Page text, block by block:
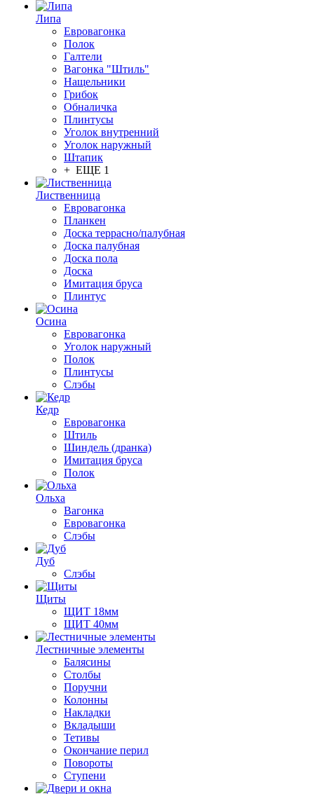
Липа
Евровагонка
Полок
Галтели
Вагонка "Штиль"
Нащельники
Грибок
Обналичка
Плинтусы
Уголок внутренний
Уголок наружный
Штапик
+ ЕЩЕ 1
Лиственница
Евровагонка
Планкен
Доска террасно/палубная
Доска палубная
Доска пола
Доска
Имитация бруса
Плинтус
Осина
Евровагонка
Уголок наружный
Полок
Плинтусы
Слэбы
Кедр
Евровагонка
Штиль
Шиндель (дранка)
Имитация бруса
Полок
Ольха
Вагонка
Евровагонка
Слэбы
Дуб
Слэбы
Щиты
ЩИТ 18мм
ЩИТ 40мм
Лестничные элементы
Балясины
Столбы
Поручни
Колонны
Накладки
Вкладыши
Тетивы
Окончание перил
Повороты
Ступени